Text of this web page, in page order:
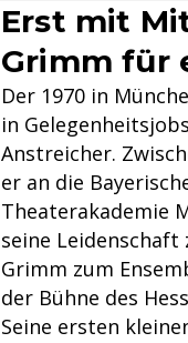
Erst mit
Grimm für
Der 1970 in
in
Anstreicher.
er an die
Theaterakademie
seine Leidenschaft
Grimm zum
der Bühne des
Seine ersten